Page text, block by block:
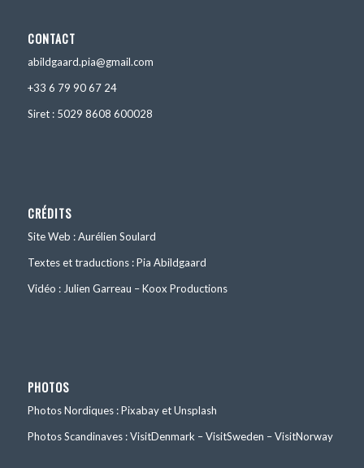
CONTACT
abildgaard.pia@gmail.com
+33 6 79 90 67 24
Siret : 5029 8608 600028
CRÉDITS
Site Web : Aurélien Soulard
Textes et traductions : Pia Abildgaard
Vidéo : Julien Garreau – Koox Productions
PHOTOS
Photos Nordiques : Pixabay et Unsplash
Photos Scandinaves : VisitDenmark – VisitSweden – VisitNorway